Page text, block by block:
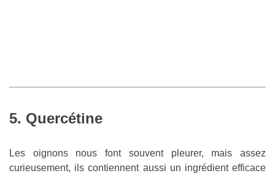
5. Quercétine
Les oignons nous font souvent pleurer, mais assez
curieusement, ils contiennent aussi un ingrédient efficace